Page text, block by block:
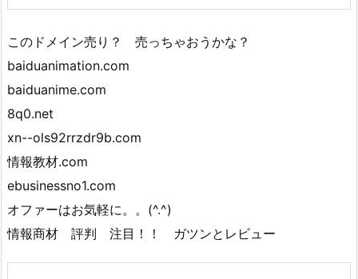
このドメイン売り？ 売っちゃおうかな？
baiduanimation.com
baiduanime.com
8q0.net
xn--ols92rrzdr9b.com
情報教材.com
ebusinessno1.com
オファーはお気軽に。。(^.^)
情報商材 評判 注目！！ ガツンとレビュー